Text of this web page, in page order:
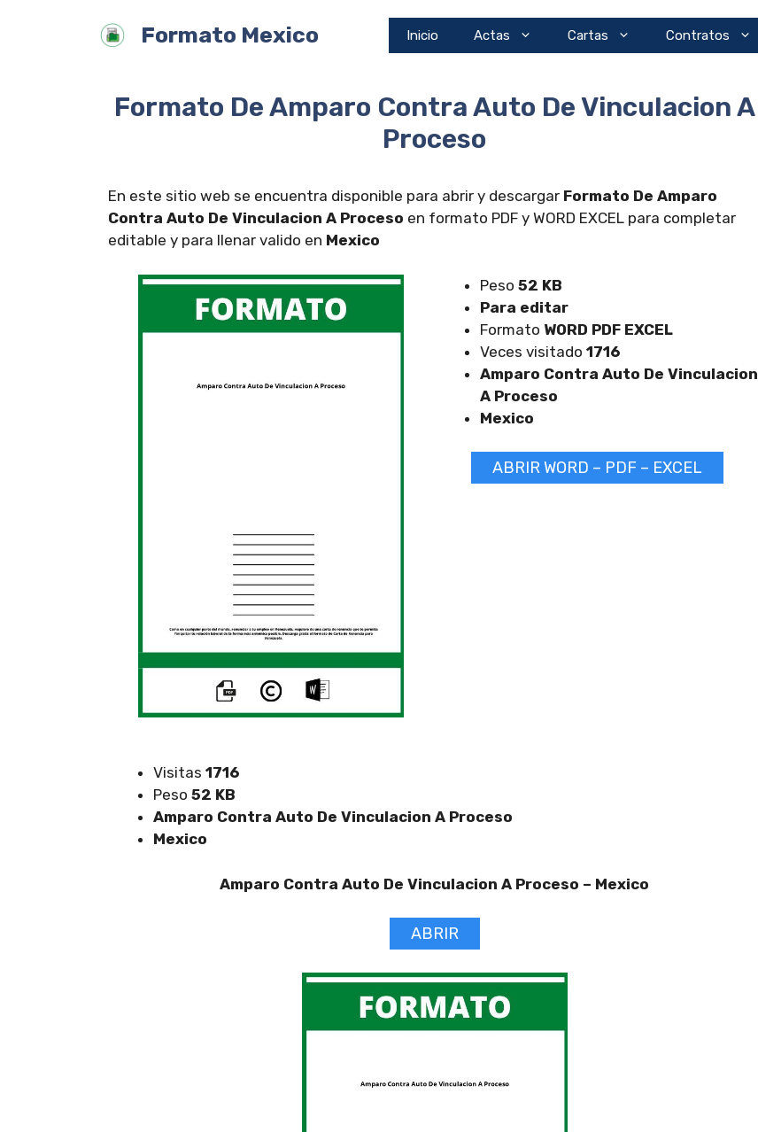
Formato Mexico Inicio Actas Cartas Contratos
Formato De Amparo Contra Auto De Vinculacion A
Proceso
En este sitio web se encuentra disponible para abrir y descargar Formato De Amparo
Contra Auto De Vinculacion A Proceso en formato PDF y WORD EXCEL para completar
editable y para llenar valido en Mexico
Peso 52 KB
Para editar
Formato WORD PDF EXCEL
Veces visitado 1716
Amparo Contra Auto De Vinculacion
A Proceso
Mexico
ABRIR WORD – PDF – EXCEL
Visitas 1716
Peso 52 KB
Amparo Contra Auto De Vinculacion A Proceso
Mexico
Amparo Contra Auto De Vinculacion A Proceso – Mexico
ABRIR